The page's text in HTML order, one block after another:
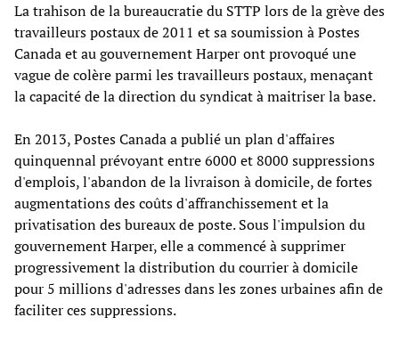
La trahison de la bureaucratie du STTP lors de la grève des
travailleurs postaux de 2011 et sa soumission à Postes
Canada et au gouvernement Harper ont provoqué une
vague de colère parmi les travailleurs postaux, menaçant
la capacité de la direction du syndicat à maitriser la base.
En 2013, Postes Canada a publié un plan d'affaires
quinquennal prévoyant entre 6000 et 8000 suppressions
d'emplois, l'abandon de la livraison à domicile, de fortes
augmentations des coûts d'affranchissement et la
privatisation des bureaux de poste. Sous l'impulsion du
gouvernement Harper, elle a commencé à supprimer
progressivement la distribution du courrier à domicile
pour 5 millions d'adresses dans les zones urbaines afin de
faciliter ces suppressions.